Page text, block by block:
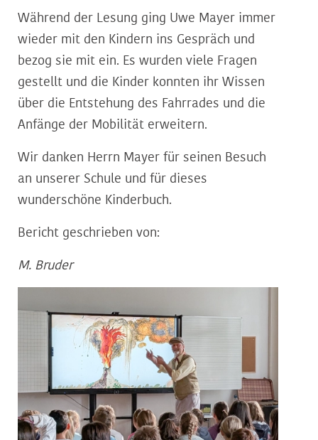
Während der Lesung ging Uwe Mayer immer
wieder mit den Kindern ins Gespräch und
bezog sie mit ein. Es wurden viele Fragen
gestellt und die Kinder konnten ihr Wissen
über die Entstehung des Fahrrades und die
Anfänge der Mobilität erweitern.
Wir danken Herrn Mayer für seinen Besuch
an unserer Schule und für dieses
wunderschöne Kinderbuch.
Bericht geschrieben von:
M. Bruder